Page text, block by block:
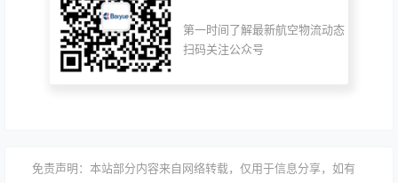
第一时间了解最新航空物流动态
扫码关注公众号
免责声明：本站部分内容来自网络转载，仅用于信息分享，如有